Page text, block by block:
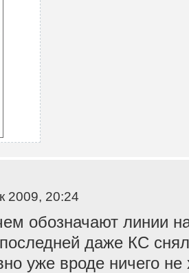
2009, 20:24
обозначают линии
даже КС
уже вроде ничего не